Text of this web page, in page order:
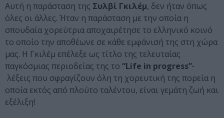
Αυτή η παράσταση της Συλβί Γκιλέμ, δεν ήταν όπως
όλες οι άλλες. Ήταν η παράσταση με την οποία η
σπουδαία χορεύτρια αποχαιρέτησε το ελληνικό κοινό
το οποίο την αποθέωνε σε κάθε εμφάνισή της στη χώρα
μας. Η Γκιλέμ επέλεξε ως τίτλο της τελευταίας
παγκόσμιας περιοδείας της το “Life in progress”∙
λέξεις που σφραγίζουν όλη τη χορευτική της πορεία η
οποία εκτός από πλούτο ταλέντου, είναι γεμάτη ζωή και
εξέλιξη!